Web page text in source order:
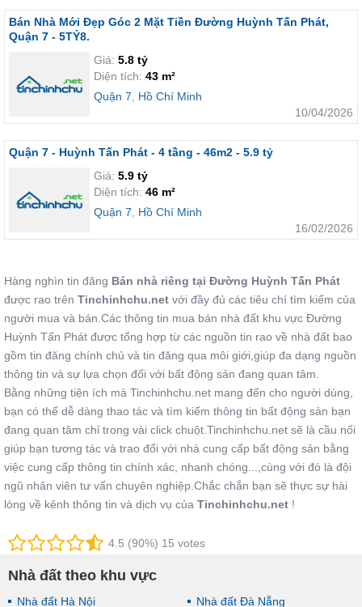
Bán Nhà Mới Đẹp Góc 2 Mặt Tiền Đường Huỳnh Tấn Phát,
Quận 7 - 5TỶ8.
Giá: 5.8 tỷ
Diện tích: 43 m²
Quận 7
Hồ Chí Minh
10/04/2026
Quận 7 - Huỳnh Tấn Phát - 4 tầng - 46m2 - 5.9 tỷ
Giá: 5.9 tỷ
Diện tích: 46 m²
Quận 7
Hồ Chí Minh
16/02/2026
Hàng nghìn tin đăng Bán nhà riêng tại Đường Huỳnh Tấn Phát
được rao trên Tinchinhchu.net với đầy đủ các tiêu chí tìm kiếm của
người mua và bán.Các thông tin mua bán nhà đất khu vực Đường
Huỳnh Tấn Phát được tổng hợp từ các nguồn tin rao về nhà đất bao
gồm tin đăng chính chủ và tin đăng qua môi giới,giúp đa dạng nguồn
thông tin và sự lựa chọn đối với bất động sản đang quan tâm.
Bằng những tiện ích mà Tinchinhchu.net mang đến cho người dùng,
bạn có thể dễ dàng thao tác và tìm kiếm thông tin bất động sản bạn
đang quan tâm chỉ trong vài click chuột.Tinchinhchu.net sẽ là cầu nối
giúp bạn tương tác và trao đổi với nhà cung cấp bất động sản bằng
việc cung cấp thông tin chính xác, nhanh chóng...,cùng với đó là đội
ngũ nhân viên tư vấn chuyên nghiệp.Chắc chắn bạn sẽ thực sự hài
lòng về kênh thông tin và dịch vụ của Tinchinhchu.net !
4.5 (90%) 15 votes
Nhà đất theo khu vực
Nhà đất Hà Nội Nhà đất Đà Nẵng